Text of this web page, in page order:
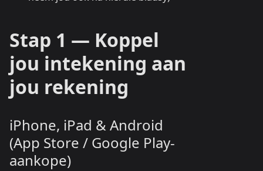
Stap 1 — Koppel
jou intekening aan
jou rekening
iPhone, iPad & Android
(App Store / Google Play-
aankope)